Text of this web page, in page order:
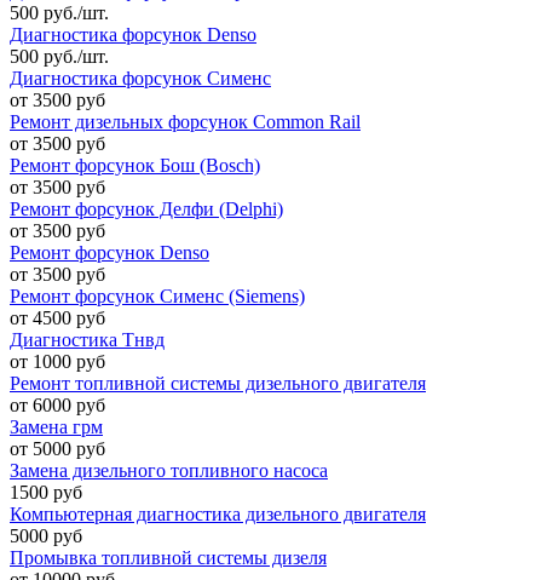
500 руб./шт.
Диагностика форсунок Denso
500 руб./шт.
Диагностика форсунок Сименс
от 3500 руб
Ремонт дизельных форсунок Common Rail
от 3500 руб
Ремонт форсунок Бош (Bosch)
от 3500 руб
Ремонт форсунок Делфи (Delphi)
от 3500 руб
Ремонт форсунок Denso
от 3500 руб
Ремонт форсунок Сименс (Siemens)
от 4500 руб
Диагностика Тнвд
от 1000 руб
Ремонт топливной системы дизельного двигателя
от 6000 руб
Замена грм
от 5000 руб
Замена дизельного топливного насоса
1500 руб
Компьютерная диагностика дизельного двигателя
5000 руб
Промывка топливной системы дизеля